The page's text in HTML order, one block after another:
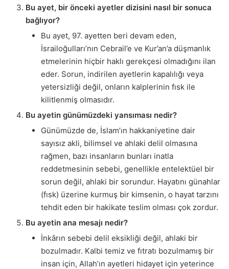
Bu ayet, bir önceki ayetler dizisini nasıl bir sonuca
bağlıyor?
Bu ayet, 97. ayetten beri devam eden,
İsrailoğulları’nın Cebrail’e ve Kur’an’a düşmanlık
etmelerinin hiçbir haklı gerekçesi olmadığını ilan
eder. Sorun, indirilen ayetlerin kapalılığı veya
yetersizliği değil, onların kalplerinin fısk ile
kilitlenmiş olmasıdır.
Bu ayetin günümüzdeki yansıması nedir?
Günümüzde de, İslam’ın hakkaniyetine dair
sayısız akli, bilimsel ve ahlaki delil olmasına
rağmen, bazı insanların bunları inatla
reddetmesinin sebebi, genellikle entelektüel bir
sorun değil, ahlaki bir sorundur. Hayatını günahlar
(fısk) üzerine kurmuş bir kimsenin, o hayat tarzını
tehdit eden bir hakikate teslim olması çok zordur.
Bu ayetin ana mesajı nedir?
İnkârın sebebi delil eksikliği değil, ahlaki bir
bozulmadır. Kalbi temiz ve fıtratı bozulmamış bir
insan için, Allah’ın ayetleri hidayet için yeterince